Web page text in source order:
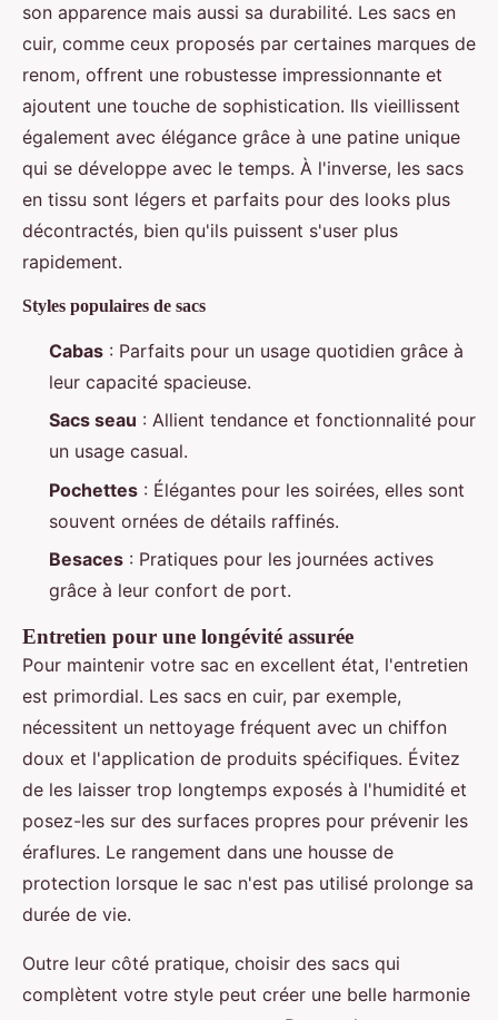
son apparence mais aussi sa durabilité. Les sacs en
cuir, comme ceux proposés par certaines marques de
renom, offrent une robustesse impressionnante et
ajoutent une touche de sophistication. Ils vieillissent
également avec élégance grâce à une patine unique
qui se développe avec le temps. À l'inverse, les sacs
en tissu sont légers et parfaits pour des looks plus
décontractés, bien qu'ils puissent s'user plus
rapidement.
Styles populaires de sacs
Cabas : Parfaits pour un usage quotidien grâce à
leur capacité spacieuse.
Sacs seau : Allient tendance et fonctionnalité pour
un usage casual.
Pochettes : Élégantes pour les soirées, elles sont
souvent ornées de détails raffinés.
Besaces : Pratiques pour les journées actives
grâce à leur confort de port.
Entretien pour une longévité assurée
Pour maintenir votre sac en excellent état, l'entretien
est primordial. Les sacs en cuir, par exemple,
nécessitent un nettoyage fréquent avec un chiffon
doux et l'application de produits spécifiques. Évitez
de les laisser trop longtemps exposés à l'humidité et
posez-les sur des surfaces propres pour prévenir les
éraflures. Le rangement dans une housse de
protection lorsque le sac n'est pas utilisé prolonge sa
durée de vie.
Outre leur côté pratique, choisir des sacs qui
complètent votre style peut créer une belle harmonie